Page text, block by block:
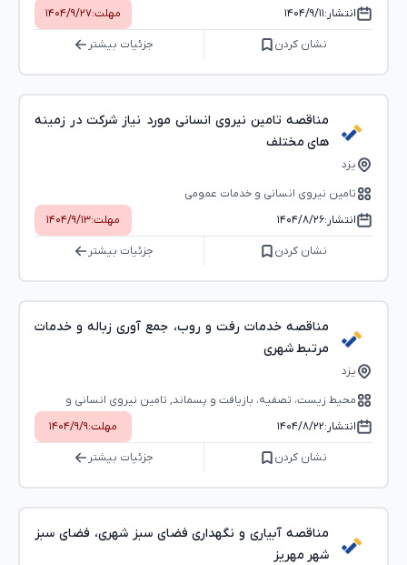
انتشار:۱۴۰۴/۹/۱۱ مهلت:۱۴۰۴/۹/۲۷
نشان کردن جزئیات بیشتر
مناقصه تامین نیروی انسانی مورد نیاز شرکت در زمینه
های مختلف
یزد
تامین نیروی انسانی و خدمات عمومی
انتشار:۱۴۰۴/۸/۲۶ مهلت:۱۴۰۴/۹/۱۳
نشان کردن جزئیات بیشتر
مناقصه خدمات رفت و روب، جمع آوری زباله و خدمات
مرتبط شهری
یزد
محیط ‌زیست، تصفیه، بازیافت و پسماند, تامین نیروی انسانی و
خدمات عمومی
انتشار:۱۴۰۴/۸/۲۲ مهلت:۱۴۰۴/۹/۹
نشان کردن جزئیات بیشتر
مناقصه آبیاری و نگهداری فضای سبز شهری، فضای سبز
شهر مهریز